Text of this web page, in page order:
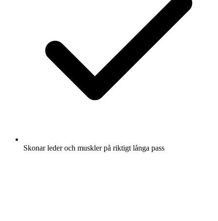
Skonar leder och muskler på riktigt långa pass